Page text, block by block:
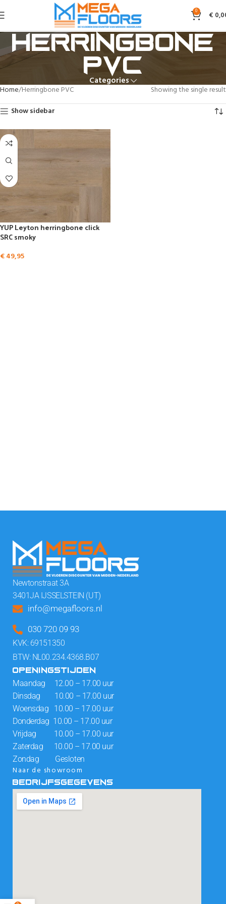
0 €
Herringbone
PVC
Categories
Home Herringbone PVC
Showing the single result
Show sidebar
YUP Leyton herringbone click
SRC smoky
€49,95
Newtonstraat 3A
3401JA IJSSELSTEIN (UT)
info@megafloors.nl
030 720 09 93
KVK: 69151350
BTW: NL00.234.4368.B07
OPENINGSTIJDEN
Maandag 12.00 – 17.00 uur
Dinsdag 10.00 – 17.00 uur
Woensdag 10.00 – 17.00 uur
Donderdag 10.00 – 17.00 uur
Vrijdag 10.00 – 17.00 uur
Zaterdag 10.00 – 17.00 uur
Zondag Gesloten
Naar de showroom
BEDRIJFSGEGEVENS